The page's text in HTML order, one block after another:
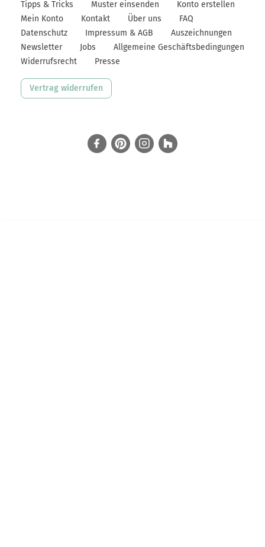
Tipps & Tricks Muster einsenden
Konto erstellen
Mein Konto
Kontakt Über uns
FAQ
Datenschutz
Impressum & AGB
Auszeichnungen
Newsletter
Jobs
Allgemeine Geschäftsbedingungen
Widerrufsrecht
Presse
Vertrag widerrufen